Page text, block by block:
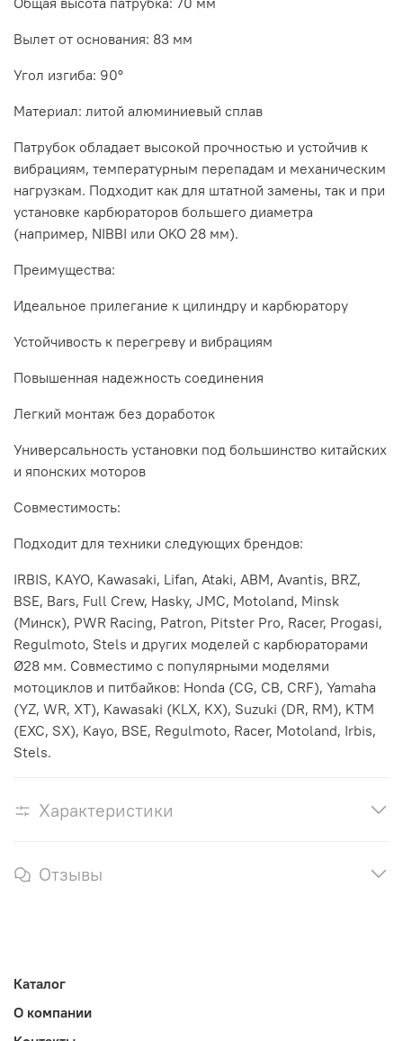
Вылет от основания: 83 мм
Угол изгиба: 90°
Материал: литой алюминиевый сплав
Патрубок обладает высокой прочностью и устойчив к
вибрациям, температурным перепадам и механическим
нагрузкам. Подходит как для штатной замены, так и при
установке карбюраторов большего диаметра
(например, NIBBI или OKO 28 мм).
Преимущества:
Идеальное прилегание к цилиндру и карбюратору
Устойчивость к перегреву и вибрациям
Повышенная надежность соединения
Легкий монтаж без доработок
Универсальность установки под большинство китайских
и японских моторов
Совместимость:
Подходит для техники следующих брендов:
IRBIS, KAYO, Kawasaki, Lifan, Ataki, ABM, Avantis, BRZ,
BSE, Bars, Full Crew, Hasky, JMC, Motoland, Minsk
(Минск), PWR Racing, Patron, Pitster Pro, Racer, Progasi,
Regulmoto, Stels и других моделей с карбюраторами
Ø28 мм. Совместимо с популярными моделями
мотоциклов и питбайков: Honda (CG, CB, CRF), Yamaha
(YZ, WR, XT), Kawasaki (KLX, KX), Suzuki (DR, RM), KTM
(EXC, SX), Kayo, BSE, Regulmoto, Racer, Motoland, Irbis,
Stels.
Характеристики
Отзывы
Каталог
О компании